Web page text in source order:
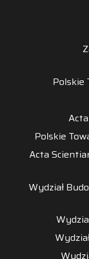
Polskie
Polskie
Acta
Wydział